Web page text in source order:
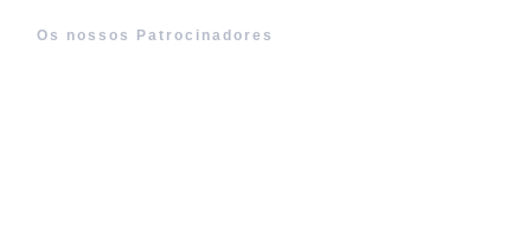
Os nossos Patrocinadores